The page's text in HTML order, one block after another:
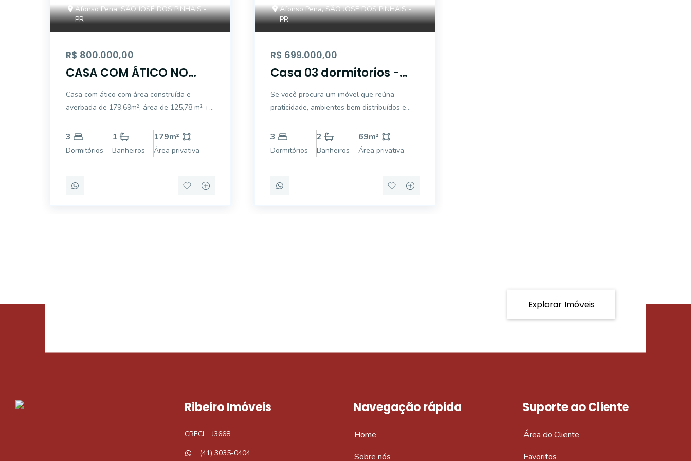
Afonso Pena, SÃO JOSÉ DOS PINHAIS -
PR
R$ 800.000,00
CASA COM ÁTICO NO
AFONSO PENA- VENDA
Casa com ático com área construída e
averbada de 179,69m², área de 125,78 m² +
cozinha com planejados, sala de estar,
banheiro social, lavanderia, ático com espaço
gourmet com banheiro social, churrasqueira
3
Dormitórios
1
Banheiros
179m²
Área privativa
Afonso Pena, SÃO JOSÉ DOS PINHAIS -
PR
R$ 699.000,00
Casa 03 dormitorios -
Jardim Monte Líbano -
Venda
Se você procura um imóvel que reúna
praticidade, ambientes bem distribuídos e
oportunidade ideal. Esta residência semi
mobiliada conta com aproximadamente
100m² de área construída, sendo 69,96m² de
3
Dormitórios
2
Banheiros
69m²
Área privativa
Explorar Imóveis
Ribeiro Imóveis
CRECI
J3668
(41) 3035-0404
Navegação rápida
Home
Sobre nós
Suporte ao Cliente
Área do Cliente
Favoritos